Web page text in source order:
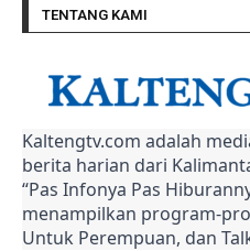
TENTANG KAMI
Kaltengtv.com adalah
berita harian dari
“Pas Infonya Pas
menampilkan program-
Untuk Perempuan, dan